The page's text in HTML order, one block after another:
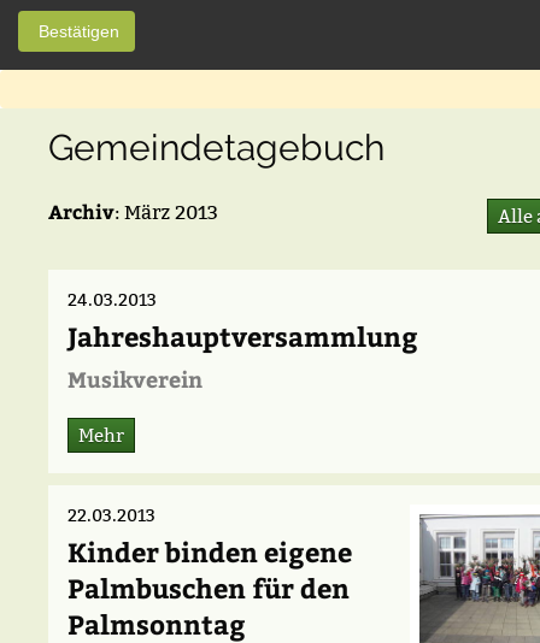
Bestätigen
Gemeindetagebuch
Archiv: März 2013 Alle
24.03.2013
Jahreshauptversammlung
Musikverein
Mehr
22.03.2013
Kinder binden eigene
Palmbuschen für den
Palmsonntag